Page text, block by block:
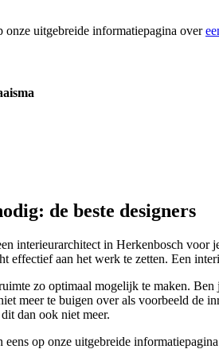
onze uitgebreide informatiepagina over
de beste designers
interieurarchitect in Herkenbosch voor
effectief aan het werk te zetten. Een
zo optimaal mogelijk te maken.
meer te buigen over als voorbeeld
dan ook niet meer.
op onze uitgebreide